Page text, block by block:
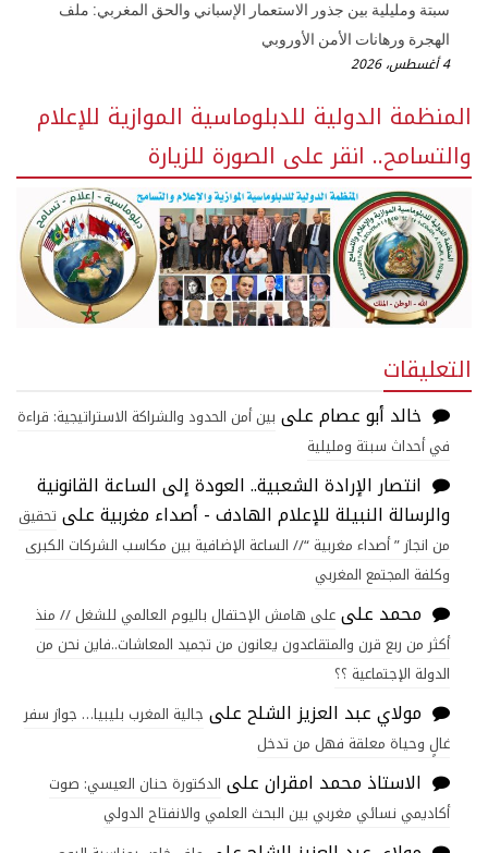
سبتة ومليلية بين جذور الاستعمار الإسباني والحق المغربي: ملف
الهجرة ورهانات الأمن الأوروبي
4 أغسطس، 2026
المنظمة الدولية للدبلوماسية الموازية للإعلام
والتسامح.. انقر على الصورة للزيارة
التعليقات
خالد أبو عصامعلى بين أمن الحدود والشراكة الاستراتيجية: قراءة
في أحداث سبتة ومليلية
انتصار الإرادة الشعبية.. العودة إلى الساعة القانونية
والرسالة النبيلة للإعلام الهادف - أصداء مغربيةعلى تحقيق
من انجاز ” أصداء مغربية “// الساعة الإضافية بين مكاسب الشركات الكبرى
وكلفة المجتمع المغربي
محمد على على هامش الإحتفال باليوم العالمي للشغل // منذ
أكثر من ربع قرن والمتقاعدون يعانون من تجميد المعاشات..فاين نحن من
الدولة الإجتماعية ؟؟
مولاي عبد العزيز الشلحعلى جالية المغرب بليبيا… جواز سفر
غالٍ وحياة معلقة فهل من تدخل
الاستاذ محمد امقرانعلى الدكتورة حنان العيسي: صوت
أكاديمي نسائي مغربي بين البحث العلمي والانفتاح الدولي